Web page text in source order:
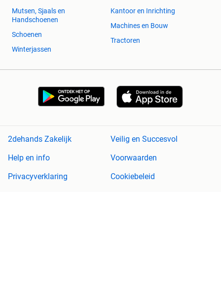
Mutsen, Sjaals en
Handschoenen
Schoenen
Winterjassen
Kantoor en Inrichting
Machines en Bouw
Tractoren
2dehands Zakelijk
Veilig en Succesvol
Help en info
Voorwaarden
Privacyverklaring
Cookiebeleid